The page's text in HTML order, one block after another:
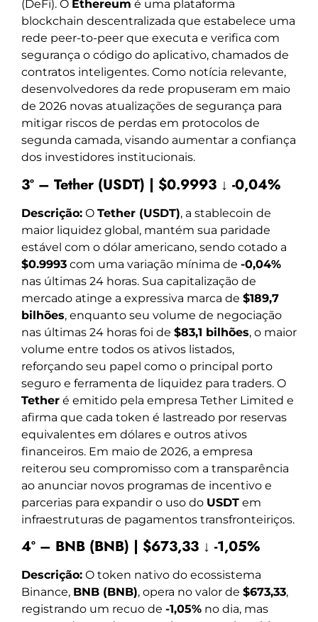
(DeFi). O Ethereum é uma plataforma
blockchain descentralizada que estabelece uma
rede peer-to-peer que executa e verifica com
segurança o código do aplicativo, chamados de
contratos inteligentes. Como notícia relevante,
desenvolvedores da rede propuseram em maio
de 2026 novas atualizações de segurança para
mitigar riscos de perdas em protocolos de
segunda camada, visando aumentar a confiança
dos investidores institucionais.
3º – Tether (USDT) | $0.9993 ↓ -0,04%
Descrição: O Tether (USDT), a stablecoin de
maior liquidez global, mantém sua paridade
estável com o dólar americano, sendo cotado a
$0.9993 com uma variação mínima de -0,04%
nas últimas 24 horas. Sua capitalização de
mercado atinge a expressiva marca de $189,7
bilhões, enquanto seu volume de negociação
nas últimas 24 horas foi de $83,1 bilhões, o maior
volume entre todos os ativos listados,
reforçando seu papel como o principal porto
seguro e ferramenta de liquidez para traders. O
Tether é emitido pela empresa Tether Limited e
afirma que cada token é lastreado por reservas
equivalentes em dólares e outros ativos
financeiros. Em maio de 2026, a empresa
reiterou seu compromisso com a transparência
ao anunciar novos programas de incentivo e
parcerias para expandir o uso do USDT em
infraestruturas de pagamentos transfronteiriços.
4º – BNB (BNB) | $673,33 ↓ -1,05%
Descrição: O token nativo do ecossistema
Binance, BNB (BNB), opera no valor de $673,33,
registrando um recuo de -1,05% no dia, mas